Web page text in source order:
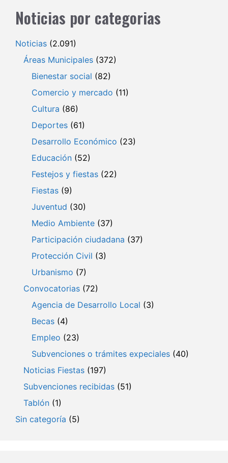
Noticias por categorias
Noticias (2.091)
Áreas Municipales (372)
Bienestar social (82)
Comercio y mercado (11)
Cultura (86)
Deportes (61)
Desarrollo Económico (23)
Educación (52)
Festejos y fiestas (22)
Fiestas (9)
Juventud (30)
Medio Ambiente (37)
Participación ciudadana (37)
Protección Civil (3)
Urbanismo (7)
Convocatorias (72)
Agencia de Desarrollo Local (3)
Becas (4)
Empleo (23)
Subvenciones o trámites expeciales (40)
Noticias Fiestas (197)
Subvenciones recibidas (51)
Tablón (1)
Sin categoría (5)